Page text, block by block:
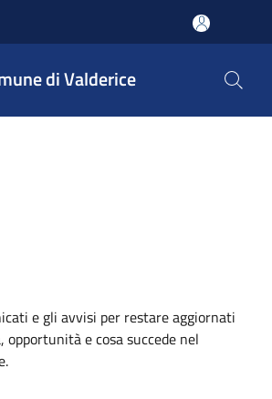
di Valderice
e gli avvisi per restare aggiornati
e cosa succede nel